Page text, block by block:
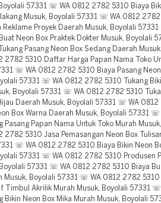
57331 ☏ WA 0812 2782 5310 Biaya
Musuk, Boyolali 57331 ☏ WA 0812
Reklame Proyek Daerah Musuk, Boyolali
Neon Box Praktek Dokter Musuk, Boyolali
Pasang Neon Box Sedang Daerah
2782 5310 Daftar Harga Papan Nama Toko
☏ WA 0812 2782 5310 Biaya Pasang
57331 ☏ WA 0812 2782 5310 Tukang
Boyolali 57331 ☏ WA 0812 2782 5310
Daerah Musuk, Boyolali 57331 ☏ WA
Box Warna Daerah Musuk, Boyolali 57331
Pasang Papan Nama Untuk Toko Murah
5310 Jasa Pemasangan Neon Box
☏ WA 0812 2782 5310 Biaya Bikin Neon
57331 ☏ WA 0812 2782 5310 Produsen
Boyolali 57331 ☏ WA 0812 2782 5310 Biaya
Musuk, Boyolali 57331 ☏ WA 0812 2782 5310
Timbul Akrilik Murah Musuk, Boyolali 57331
Bikin Neon Box Mika Murah Musuk, Boyolali